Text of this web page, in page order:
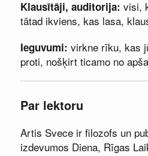
Klausītāji, auditorija: visi,
tātad ikviens, kas lasa,
Ieguvumi: virkne rīku, kas
proti, nošķirt ticamo no
Par lektoru
Artis Svece ir filozofs un
izdevumos Diena, Rīgas